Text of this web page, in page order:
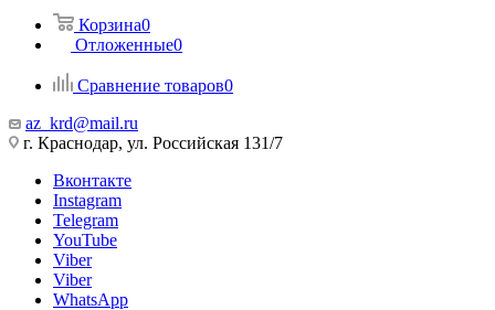
Корзина0
Отложенные0
Сравнение товаров0
az_krd@mail.ru
г. Краснодар, ул. Российская 131/7
Вконтакте
Instagram
Telegram
YouTube
Viber
Viber
WhatsApp